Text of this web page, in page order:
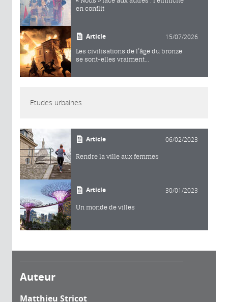
en conflit
Article 15/07/2026
Les civilisations de l’âge du bronze
se sont-elles vraiment...
Etudes urbaines
Article 06/02/2023
Rendre la ville aux femmes
Article 30/01/2023
Un monde de villes
Auteur
Matthieu Stricot